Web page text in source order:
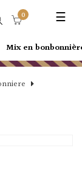
☰
0
Mix en